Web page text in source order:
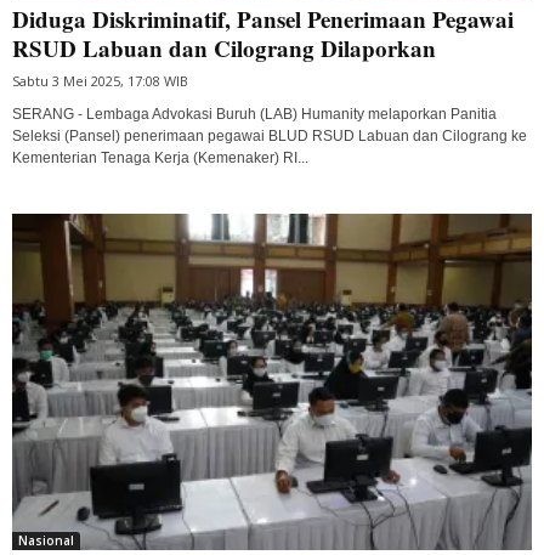
Diduga Diskriminatif, Pansel Penerimaan Pegawai
RSUD Labuan dan Cilograng Dilaporkan
Sabtu 3 Mei 2025, 17:08 WIB
SERANG - Lembaga Advokasi Buruh (LAB) Humanity melaporkan Panitia
Seleksi (Pansel) penerimaan pegawai BLUD RSUD Labuan dan Cilograng ke
Kementerian Tenaga Kerja (Kemenaker) RI...
Nasional